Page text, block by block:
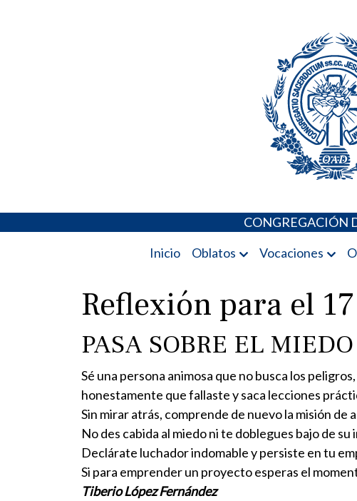
CONGREGACIÓN
Inicio
Oblatos Vocaciones
Reflexión para el
PASA SOBRE EL
Sé una persona animosa que no busca los
honestamente que fallaste y saca lecciones
Sin mirar atrás, comprende de nuevo la misión de
No des cabida al miedo ni te doblegues bajo de
Declárate luchador indomable y persiste en tu
Si para emprender un proyecto esperas el
Tiberio López Fernández